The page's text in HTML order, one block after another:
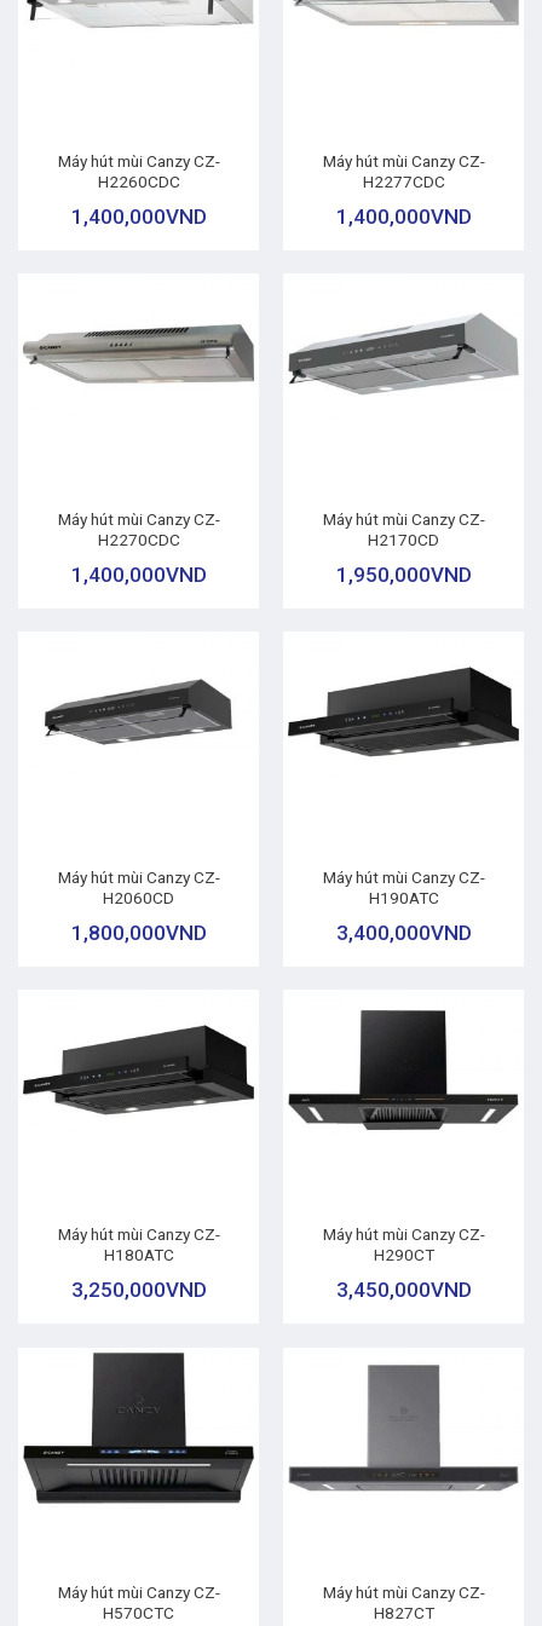
Máy hút mùi Canzy CZ-
H2260CDC
1,400,000VND
Máy hút mùi Canzy CZ-
H2277CDC
1,400,000VND
Máy hút mùi Canzy CZ-
H2270CDC
1,400,000VND
Máy hút mùi Canzy CZ-
H2170CD
1,950,000VND
Máy hút mùi Canzy CZ-
H2060CD
1,800,000VND
Máy hút mùi Canzy CZ-
H190ATC
3,400,000VND
Máy hút mùi Canzy CZ-
H180ATC
3,250,000VND
Máy hút mùi Canzy CZ-
H290CT
3,450,000VND
Máy hút mùi Canzy CZ-
H570CTC
Máy hút mùi Canzy CZ-
H827CT